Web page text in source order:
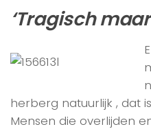
‘Tragisch
herberg natuurlijk , dat
Mensen die overlijden